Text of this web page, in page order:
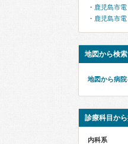
鹿児島市電
鹿児島市電
地図から検索
地図から病
診療科目か
内科系